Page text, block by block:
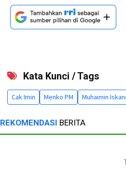
Kata Kunci / Tags
Cak Imin Menko PM Muhaimin
REKOMENDASI BERITA